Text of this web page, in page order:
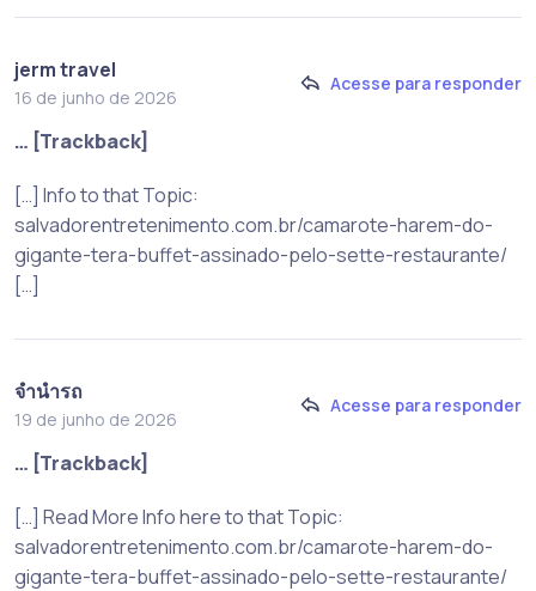
jerm travel
16 de junho de 2026
Acesse para responder
… [Trackback]
[…] Info to that Topic:
salvadorentretenimento.com.br/camarote-harem-do-
gigante-tera-buffet-assinado-pelo-sette-restaurante/
[…]
จำนำรถ
19 de junho de 2026
Acesse para responder
… [Trackback]
[…] Read More Info here to that Topic:
salvadorentretenimento.com.br/camarote-harem-do-
gigante-tera-buffet-assinado-pelo-sette-restaurante/